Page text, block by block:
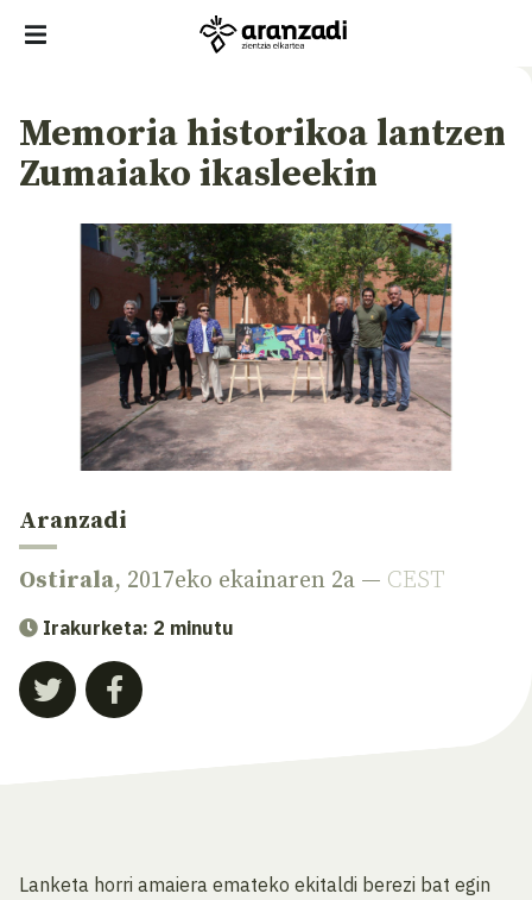
Memoria historikoa lantzen
Zumaiako ikasleekin
Aranzadi
Ostirala, 2017eko ekainaren 2a — CEST
Irakurketa: 2 minutu
Lanketa horri amaiera emateko ekitaldi berezi bat egin